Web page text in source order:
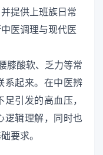
提供上班族日常
医调理与现代医
膝酸软、乏力等常
系起来。在中医辨
引发的高血压，
逻辑理解，同时也
要求。